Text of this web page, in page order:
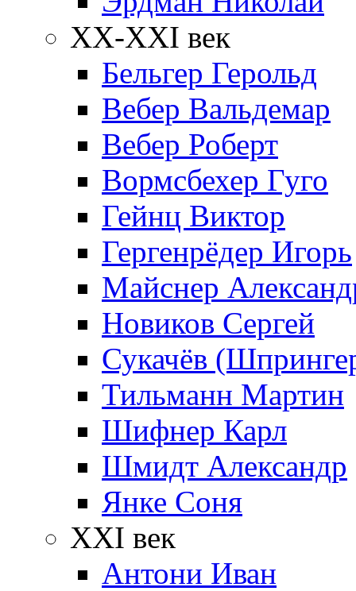
ХХ-XXI век
Бельгер Герольд
Вебер Вальдемар
Вебер Роберт
Вормсбехер Гуго
Гейнц Виктор
Гергенрёдер Игорь
Майснер
Новиков Сергей
Сукачёв
Тильманн Мартин
Шифнер Карл
Шмидт Александр
Янке Соня
XXI век
Антони Иван